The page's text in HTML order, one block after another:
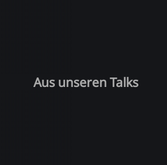
Aus unseren Talks